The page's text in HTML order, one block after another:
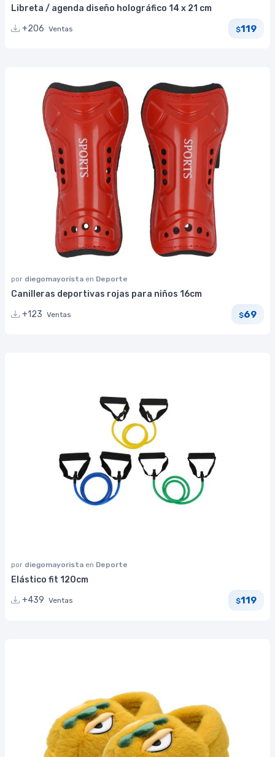
Libreta / agenda diseño holográfico 14 x 21 cm
+206 Ventas $119
por diegomayorista en Deporte
Canilleras deportivas rojas para niños 16cm
+123 Ventas $69
por diegomayorista en Deporte
Elástico fit 120cm
+439 Ventas $119